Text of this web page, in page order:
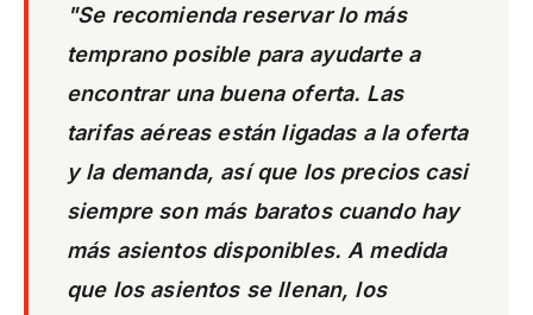
"Se recomienda reservar lo más
temprano posible para ayudarte a
encontrar una buena oferta. Las
tarifas aéreas están ligadas a la oferta
y la demanda, así que los precios casi
siempre son más baratos cuando hay
más asientos disponibles. A medida
que los asientos se llenan, los